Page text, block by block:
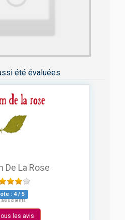
été évaluées
De La Rose
: 4/ 5
avis clients
les avis